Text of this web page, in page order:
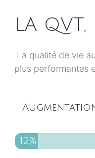
LA QVT,
La qualité de vie
plus performantes
12%